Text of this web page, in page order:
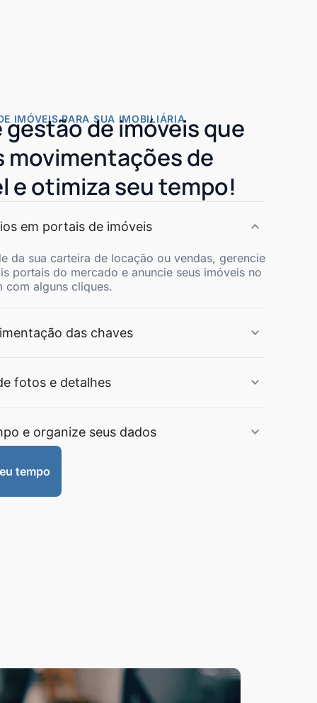
IMÓVEIS PARA SUA IMOBILIÁRIA
de imóveis que
movimentações de
e otimiza seu tempo!
em portais de imóveis
da sua carteira de locação ou vendas, gerencie
portais do mercado e anuncie seus imóveis no
com alguns cliques.
das chaves
fotos e detalhes
e organize seus dados
tempo